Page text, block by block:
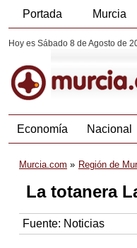
Portada Murcia
Hoy es Sábado 8 de Agosto de
Economía Nacional
Murcia.com Región de
La totanera
Fuente: Noticias